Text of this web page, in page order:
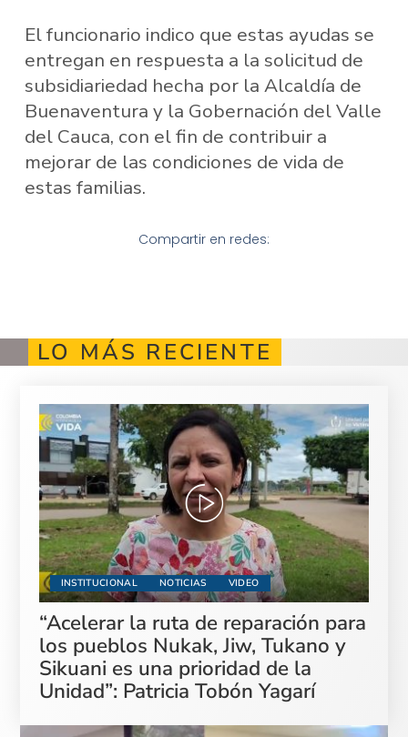
El funcionario indico que estas ayudas se
entregan en respuesta a la solicitud de
subsidiariedad hecha por la Alcaldía de
Buenaventura y la Gobernación del Valle
del Cauca, con el fin de contribuir a
mejorar de las condiciones de vida de
estas familias.
Compartir en redes:
LO MÁS RECIENTE
INSTITUCIONAL NOTICIAS VIDEO
“Acelerar la ruta de reparación para
los pueblos Nukak, Jiw, Tukano y
Sikuani es una prioridad de la
Unidad”: Patricia Tobón Yagarí